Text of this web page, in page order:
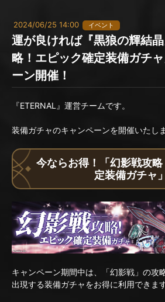
2024/06/25 14:00 イベント
運が良ければ『黒狼の輝結
略！エピック確定装備ガチ
ーン開催！
『ETERNAL』運営チームです。
装備ガチャのキャンペーンを開催いたしま
今ならお得！「幻影戦攻
定装備ガチャ」
キャンペーン期間中は、「幻影戦」の攻
出現する装備ガチャをお得に利用できま